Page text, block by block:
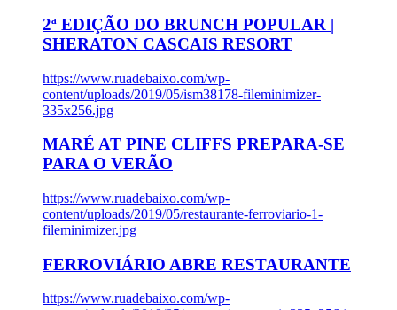
2ª EDIÇÃO DO BRUNCH POPULAR |
SHERATON CASCAIS RESORT
https://www.ruadebaixo.com/wp-
content/uploads/2019/05/ism38178-fileminimizer-
335x256.jpg
MARÉ AT PINE CLIFFS PREPARA-SE
PARA O VERÃO
https://www.ruadebaixo.com/wp-
content/uploads/2019/05/restaurante-ferroviario-1-
fileminimizer.jpg
FERROVIÁRIO ABRE RESTAURANTE
https://www.ruadebaixo.com/wp-